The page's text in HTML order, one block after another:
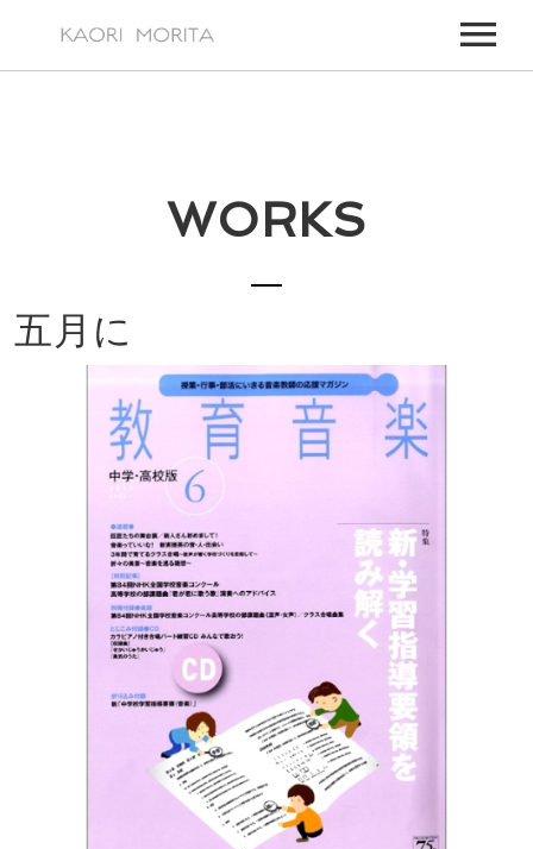
WORKS
FOR TV, FILM MUSIC,
ALL EVENTS
VIDEOS
CONTACT
CONTACT – JAPANESE
CONTACT – ENGLISH
WORKS
五月に